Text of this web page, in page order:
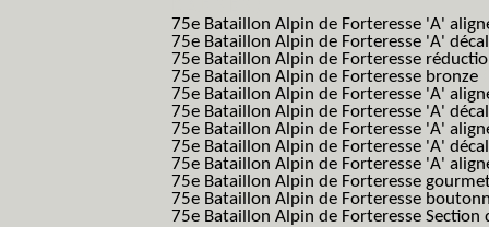
75e Bataillon Alpin de Forteresse 'A'
75e Bataillon Alpin de Forteresse 'A'
75e Bataillon Alpin de Forteresse
75e Bataillon Alpin de Forteresse bronze
75e Bataillon Alpin de Forteresse 'A'
75e Bataillon Alpin de Forteresse 'A'
75e Bataillon Alpin de Forteresse 'A'
75e Bataillon Alpin de Forteresse 'A'
75e Bataillon Alpin de Forteresse 'A'
75e Bataillon Alpin de Forteresse
75e Bataillon Alpin de Forteresse
75e Bataillon Alpin de Forteresse